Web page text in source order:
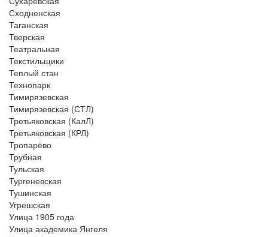
Сходненская
Таганская
Тверская
Театральная
Текстильщики
Теплый стан
Технопарк
Тимирязевская
Тимирязевская (СТЛ)
Третьяковская (КалЛ)
Третьяковская (КРЛ)
Тропарёво
Трубная
Тульская
Тургеневская
Тушинская
Угрешская
Улица 1905 года
Улица академика Янгеля